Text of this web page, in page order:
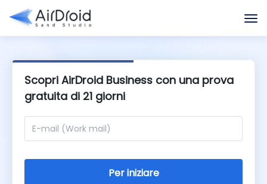
Scopri AirDroid Business con una prova
gratuita di 21 giorni
Per iniziare